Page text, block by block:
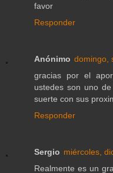
favor
Responder
Anónimo domingo,
gracias por el
ustedes son uno
suerte con sus
Responder
Sergio miércoles,
Realmente es un